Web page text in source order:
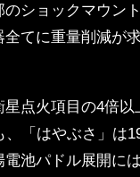
ショックマウン
全てに重量削減が
点火項目の4倍
、「はやぶさ」は
池パドル展開に